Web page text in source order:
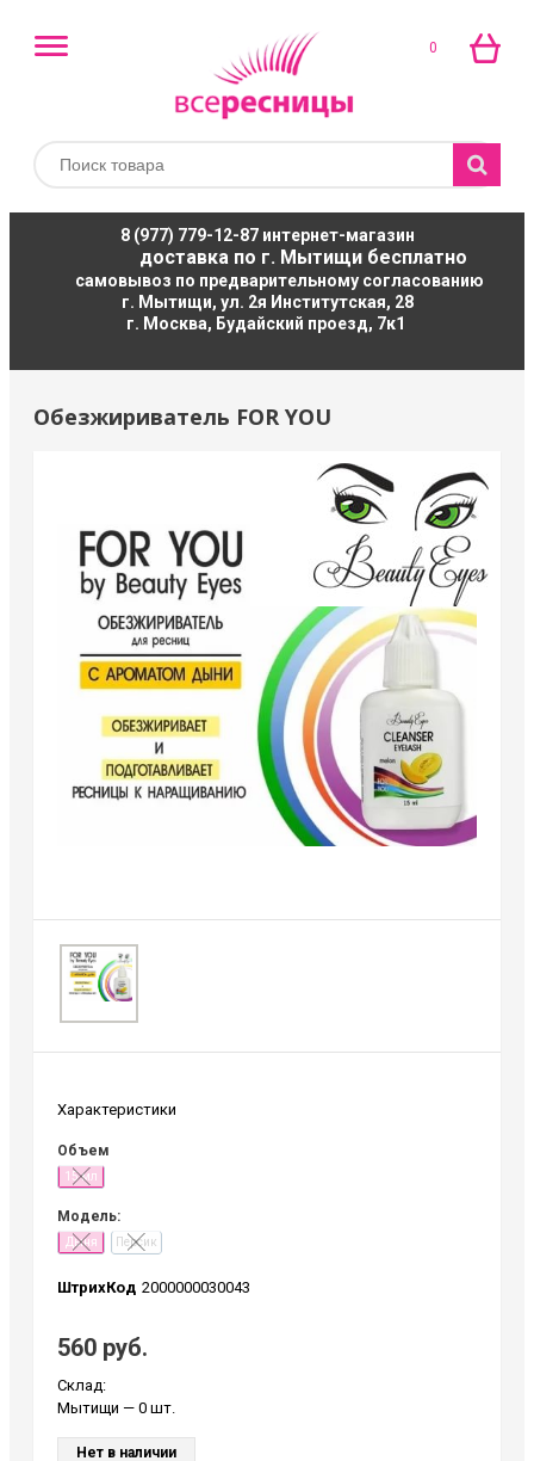
0
8 (977) 779-12-87интернет-магазин
доставка по г. Мытищи бесплатно
самовывоз по предварительному согласованию
г. Мытищи, ул. 2я Институтская, 28
г. Москва, Будайский проезд, 7к1
Обезжириватель FOR YOU
Характеристики
Объем
15 мл
Модель:
Дыня Персик
ШтрихКод 2000000030043
560 руб.
Склад:
Мытищи — 0 шт.
Нет в наличии